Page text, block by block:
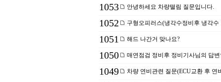
1053 안녕하세요 차량떨림 질문입니다.
1052 구형오피러스(냉각수정비후 냉각수
1051 해드 나간거 맞나요?
1050 매연점검 정비후 정비기사님의 답
1049 차량 연비관련 질문(ECU교환 후 연